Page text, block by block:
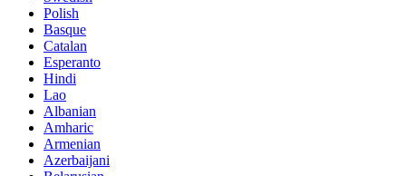
Polish
Basque
Catalan
Esperanto
Hindi
Lao
Albanian
Amharic
Armenian
Azerbaijani